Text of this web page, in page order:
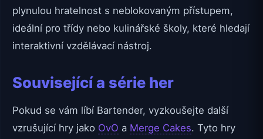
plynulou hratelnost s neblokovaným přístupem,
ideální pro třídy nebo kulinářské školy, které hledají
interaktivní vzdělávací nástroj.
Související a série her
Pokud se vám líbí Bartender, vyzkoušejte další
vzrušující hry jako OvO a Merge Cakes. Tyto hry